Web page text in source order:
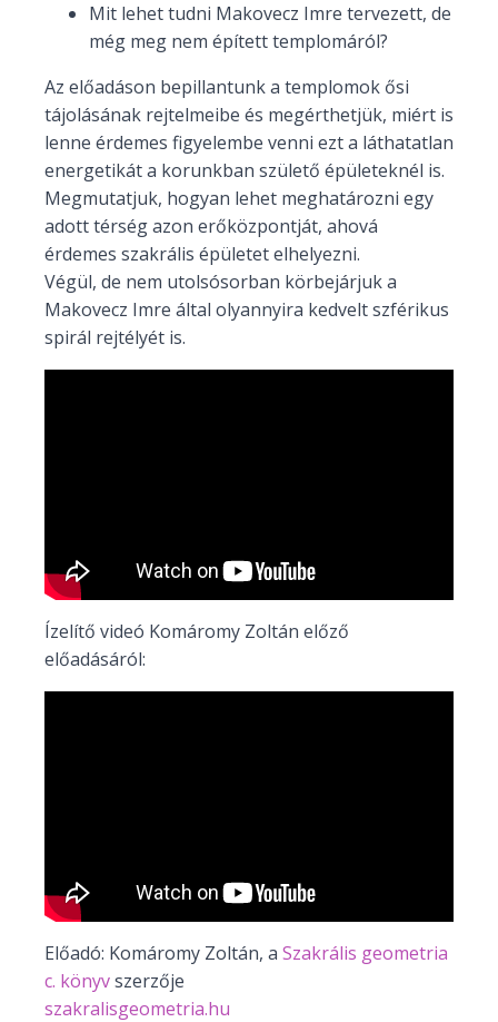
Mit lehet tudni Makovecz Imre tervezett, de
még meg nem épített templomáról?
Az előadáson bepillantunk a templomok ősi
tájolásának rejtelmeibe és megérthetjük, miért is
lenne érdemes figyelembe venni ezt a láthatatlan
energetikát a korunkban születő épületeknél is.
Megmutatjuk, hogyan lehet meghatározni egy
adott térség azon erőközpontját, ahová
érdemes szakrális épületet elhelyezni.
Végül, de nem utolsósorban körbejárjuk a
Makovecz Imre által olyannyira kedvelt szférikus
spirál rejtélyét is.
Ízelítő videó Komáromy Zoltán előző
előadásáról:
Előadó: Komáromy Zoltán, a Szakrális geometria
c. könyvszerzője
szakralisgeometria.hu